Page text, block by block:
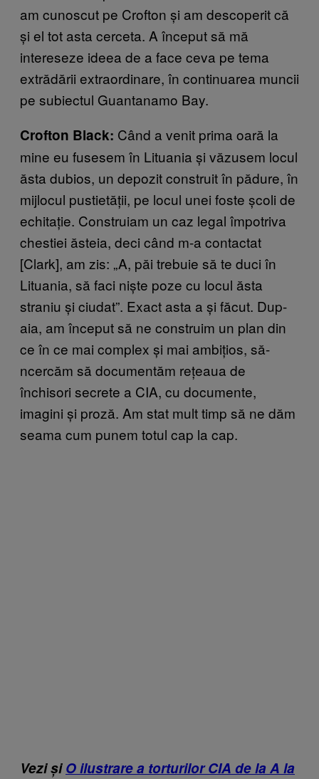
am cunoscut pe Crofton și am descoperit că
și el tot asta cerceta. A început să mă
intereseze ideea de a face ceva pe tema
extrădării extraordinare, în continuarea muncii
pe subiectul Guantanamo Bay.
Crofton Black: Când a venit prima oară la
mine eu fusesem în Lituania și văzusem locul
ăsta dubios, un depozit construit în pădure, în
mijlocul pustietății, pe locul unei foste școli de
echitație. Construiam un caz legal împotriva
chestiei ăsteia, deci când m-a contactat
[Clark], am zis: „A, păi trebuie să te duci în
Lituania, să faci niște poze cu locul ăsta
straniu și ciudat”. Exact asta a și făcut. Dup-
aia, am început să ne construim un plan din
ce în ce mai complex și mai ambițios, să-
ncercăm să documentăm rețeaua de
închisori secrete a CIA, cu documente,
imagini și proză. Am stat mult timp să ne dăm
seama cum punem totul cap la cap.
Vezi șiO ilustrare a torturilor CIA de la A la